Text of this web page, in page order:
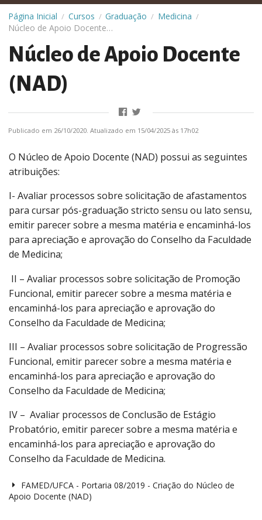
Página Inicial / Cursos / Graduação / Medicina /
Núcleo de Apoio Docente (NAD)
Núcleo de Apoio Docente
(NAD)
Publicado em 26/10/2020. Atualizado em 15/04/2025 às 17h02
O Núcleo de Apoio Docente (NAD) possui as seguintes
atribuições:
I- Avaliar processos sobre solicitação de afastamentos
para cursar pós-graduação stricto sensu ou lato sensu,
emitir parecer sobre a mesma matéria e encaminhá-los
para apreciação e aprovação do Conselho da Faculdade
de Medicina;
II – Avaliar processos sobre solicitação de Promoção
Funcional, emitir parecer sobre a mesma matéria e
encaminhá-los para apreciação e aprovação do
Conselho da Faculdade de Medicina;
III – Avaliar processos sobre solicitação de Progressão
Funcional, emitir parecer sobre a mesma matéria e
encaminhá-los para apreciação e aprovação do
Conselho da Faculdade de Medicina;
IV – Avaliar processos de Conclusão de Estágio
Probatório, emitir parecer sobre a mesma matéria e
encaminhá-los para apreciação e aprovação do
Conselho da Faculdade de Medicina.
FAMED/UFCA - Portaria 08/2019 - Criação do Núcleo de
Apoio Docente (NAD)